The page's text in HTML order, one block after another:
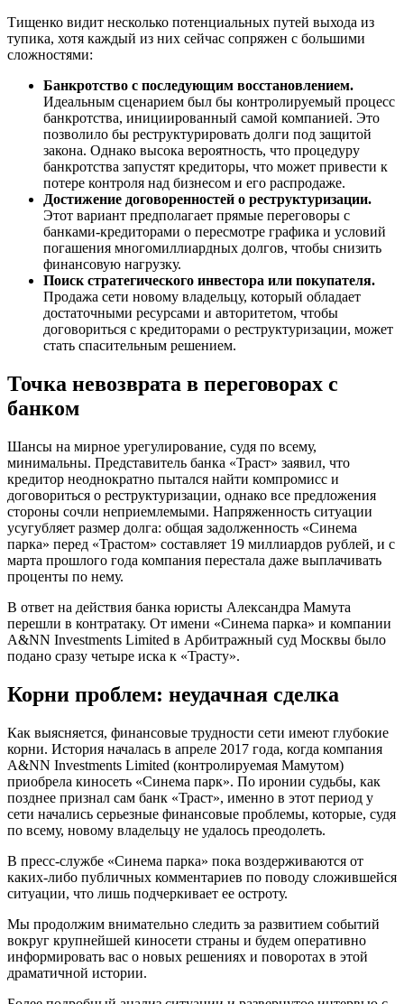
Тищенко видит несколько потенциальных путей выхода из
тупика, хотя каждый из них сейчас сопряжен с большими
сложностями:
Банкротство с последующим восстановлением.
Идеальным сценарием был бы контролируемый процесс
банкротства, инициированный самой компанией. Это
позволило бы реструктурировать долги под защитой
закона. Однако высока вероятность, что процедуру
банкротства запустят кредиторы, что может привести к
потере контроля над бизнесом и его распродаже.
Достижение договоренностей о реструктуризации.
Этот вариант предполагает прямые переговоры с
банками-кредиторами о пересмотре графика и условий
погашения многомиллиардных долгов, чтобы снизить
финансовую нагрузку.
Поиск стратегического инвестора или покупателя.
Продажа сети новому владельцу, который обладает
достаточными ресурсами и авторитетом, чтобы
договориться с кредиторами о реструктуризации, может
стать спасительным решением.
Точка невозврата в переговорах с
банком
Шансы на мирное урегулирование, судя по всему,
минимальны. Представитель банка «Траст» заявил, что
кредитор неоднократно пытался найти компромисс и
договориться о реструктуризации, однако все предложения
стороны сочли неприемлемыми. Напряженность ситуации
усугубляет размер долга: общая задолженность «Синема
парка» перед «Трастом» составляет 19 миллиардов рублей, и с
марта прошлого года компания перестала даже выплачивать
проценты по нему.
В ответ на действия банка юристы Александра Мамута
перешли в контратаку. От имени «Синема парка» и компании
A&NN Investments Limited в Арбитражный суд Москвы было
подано сразу четыре иска к «Трасту».
Корни проблем: неудачная сделка
Как выясняется, финансовые трудности сети имеют глубокие
корни. История началась в апреле 2017 года, когда компания
A&NN Investments Limited (контролируемая Мамутом)
приобрела киносеть «Синема парк». По иронии судьбы, как
позднее признал сам банк «Траст», именно в этот период у
сети начались серьезные финансовые проблемы, которые, судя
по всему, новому владельцу не удалось преодолеть.
В пресс-службе «Синема парка» пока воздерживаются от
каких-либо публичных комментариев по поводу сложившейся
ситуации, что лишь подчеркивает ее остроту.
Мы продолжим внимательно следить за развитием событий
вокруг крупнейшей киносети страны и будем оперативно
информировать вас о новых решениях и поворотах в этой
драматичной истории.